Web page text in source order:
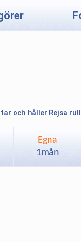
och håller Rejsa
Egna
1mån